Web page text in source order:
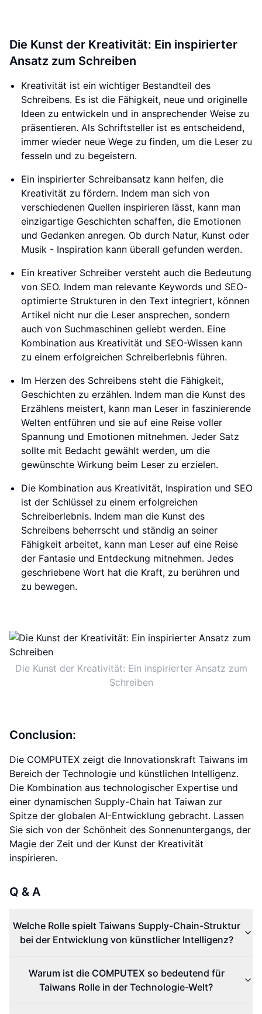
Die Kunst der Kreativität: Ein inspirierter
Ansatz zum Schreiben
Kreativität ist ein wichtiger Bestandteil des
Schreibens. Es ist die Fähigkeit, neue und originelle
Ideen zu entwickeln und in ansprechender Weise zu
präsentieren. Als Schriftsteller ist es entscheidend,
immer wieder neue Wege zu finden, um die Leser zu
fesseln und zu begeistern.
Ein inspirierter Schreibansatz kann helfen, die
Kreativität zu fördern. Indem man sich von
verschiedenen Quellen inspirieren lässt, kann man
einzigartige Geschichten schaffen, die Emotionen
und Gedanken anregen. Ob durch Natur, Kunst oder
Musik - Inspiration kann überall gefunden werden.
Ein kreativer Schreiber versteht auch die Bedeutung
von SEO. Indem man relevante Keywords und SEO-
optimierte Strukturen in den Text integriert, können
Artikel nicht nur die Leser ansprechen, sondern
auch von Suchmaschinen geliebt werden. Eine
Kombination aus Kreativität und SEO-Wissen kann
zu einem erfolgreichen Schreiberlebnis führen.
Im Herzen des Schreibens steht die Fähigkeit,
Geschichten zu erzählen. Indem man die Kunst des
Erzählens meistert, kann man Leser in faszinierende
Welten entführen und sie auf eine Reise voller
Spannung und Emotionen mitnehmen. Jeder Satz
sollte mit Bedacht gewählt werden, um die
gewünschte Wirkung beim Leser zu erzielen.
Die Kombination aus Kreativität, Inspiration und SEO
ist der Schlüssel zu einem erfolgreichen
Schreiberlebnis. Indem man die Kunst des
Schreibens beherrscht und ständig an seiner
Fähigkeit arbeitet, kann man Leser auf eine Reise
der Fantasie und Entdeckung mitnehmen. Jedes
geschriebene Wort hat die Kraft, zu berühren und
zu bewegen.
Die Kunst der Kreativität: Ein inspirierter Ansatz zum
Schreiben
Conclusion:
Die COMPUTEX zeigt die Innovationskraft Taiwans im
Bereich der Technologie und künstlichen Intelligenz.
Die Kombination aus technologischer Expertise und
einer dynamischen Supply-Chain hat Taiwan zur
Spitze der globalen AI-Entwicklung gebracht. Lassen
Sie sich von der Schönheit des Sonnenuntergangs, der
Magie der Zeit und der Kunst der Kreativität
inspirieren.
Q & A
Welche Rolle spielt Taiwans Supply-Chain-Struktur
bei der Entwicklung von künstlicher Intelligenz?
Warum ist die COMPUTEX so bedeutend für
Taiwans Rolle in der Technologie-Welt?